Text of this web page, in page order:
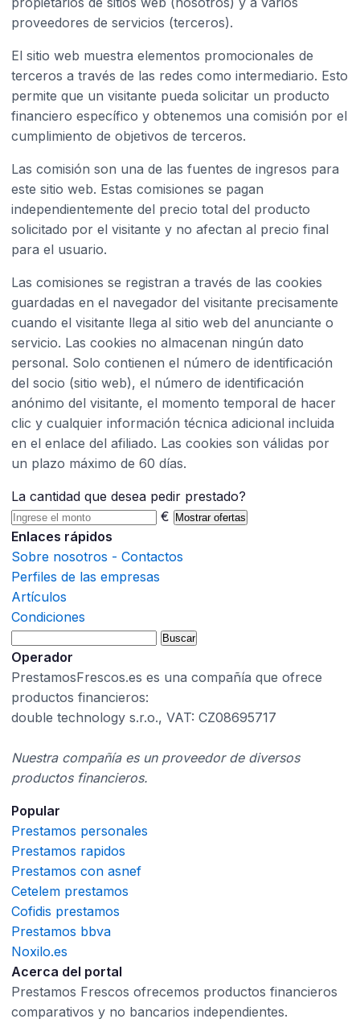
proveedores de servicios (terceros).
El sitio web muestra elementos promocionales de
terceros a través de las redes como intermediario. Esto
permite que un visitante pueda solicitar un producto
financiero específico y obtenemos una comisión por el
cumplimiento de objetivos de terceros.
Las comisión son una de las fuentes de ingresos para
este sitio web. Estas comisiones se pagan
independientemente del precio total del producto
solicitado por el visitante y no afectan al precio final
para el usuario.
Las comisiones se registran a través de las cookies
guardadas en el navegador del visitante precisamente
cuando el visitante llega al sitio web del anunciante o
servicio. Las cookies no almacenan ningún dato
personal. Solo contienen el número de identificación
del socio (sitio web), el número de identificación
anónimo del visitante, el momento temporal de hacer
clic y cualquier información técnica adicional incluida
en el enlace del afiliado. Las cookies son válidas por
un plazo máximo de 60 días.
La cantidad que desea pedir prestado?
€
Mostrar ofertas
Enlaces rápidos
Sobre nosotros - Contactos
Perfiles de las empresas
Artículos
Condiciones
Operador
PrestamosFrescos.es es una compañía que ofrece
productos financieros:
double technology s.r.o., VAT: CZ08695717
Nuestra compañía es un proveedor de diversos
productos financieros.
Popular
Prestamos personales
Prestamos rapidos
Prestamos con asnef
Cetelem prestamos
Cofidis prestamos
Prestamos bbva
Noxilo.es
Acerca del portal
Prestamos Frescos ofrecemos productos financieros
comparativos y no bancarios independientes.